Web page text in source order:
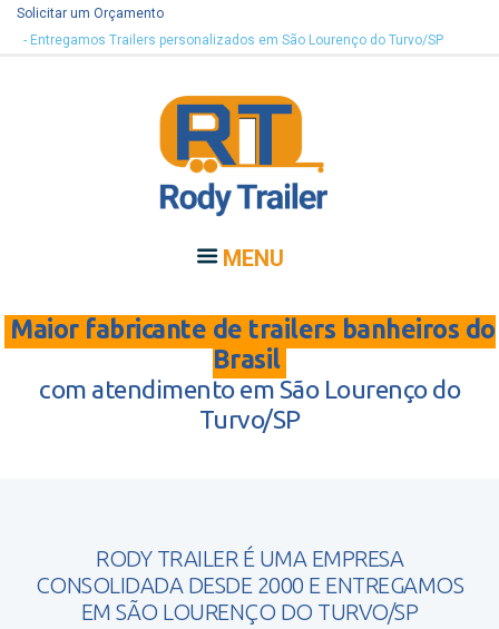
Solicitar um Orçamento
- Entregamos Trailers personalizados em São Lourenço do Turvo/SP
MENU
Maior fabricante de trailers banheiros do
Brasil
com atendimento em São Lourenço do
Turvo/SP
RODY TRAILER É UMA EMPRESA
CONSOLIDADA DESDE 2000 E ENTREGAMOS
EM SÃO LOURENÇO DO TURVO/SP